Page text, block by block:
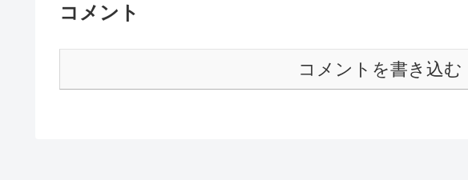
コメント
コメントを書き込む